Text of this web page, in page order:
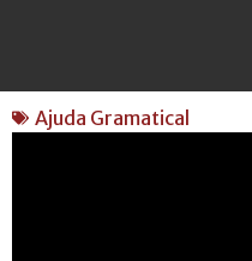
Ajuda Gramatical